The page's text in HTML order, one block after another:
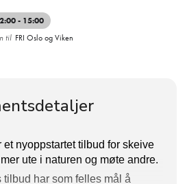
- 15:00
til FRI Oslo og Viken
et nyoppstartet tilbud for skeive
ute i naturen og møte andre.
har som felles mål å